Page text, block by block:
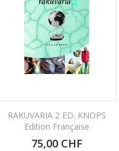
RAKUVARIA 2 ED. KNOPS
Edition Française
75,00 CHF